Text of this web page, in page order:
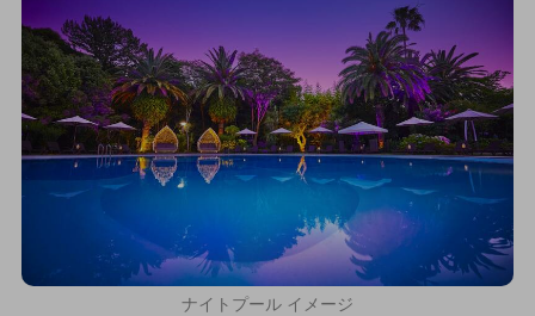
ナイトプール イメージ